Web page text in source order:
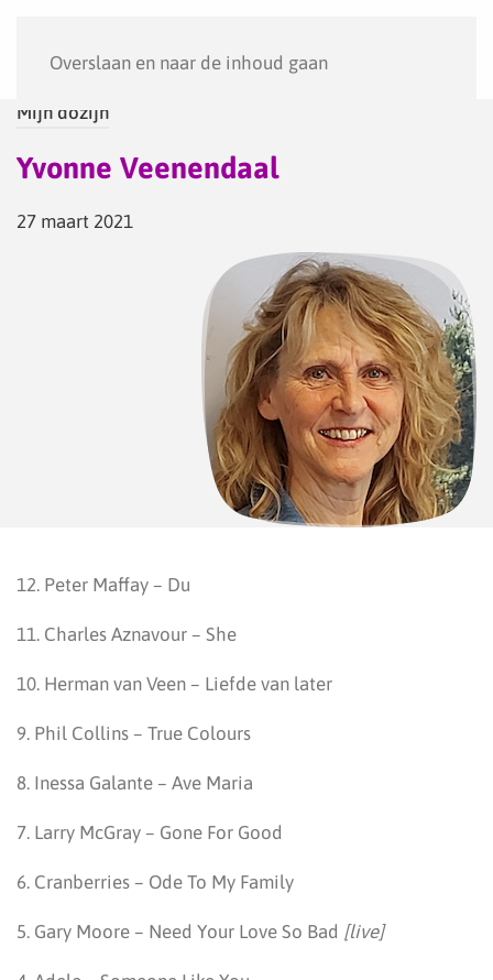
Overslaan en naar de inhoud gaan
Mijn dozijn
Yvonne Veenendaal
27 maart 2021
12. Peter Maffay – Du
11. Charles Aznavour – She
10. Herman van Veen – Liefde van later
9. Phil Collins – True Colours
8. Inessa Galante – Ave Maria
7. Larry McGray – Gone For Good
6. Cranberries – Ode To My Family
5. Gary Moore – Need Your Love So Bad [live]